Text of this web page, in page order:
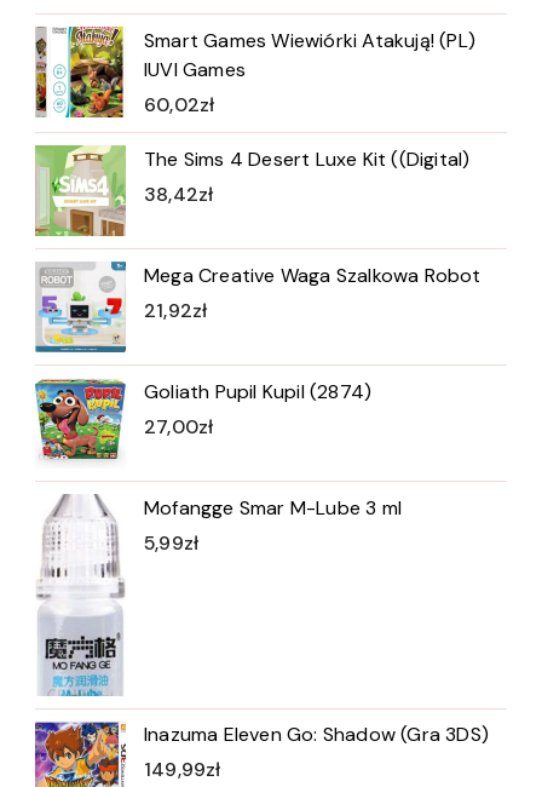
Smart Games Wiewiórki Atakują! (PL)
IUVI Games
60,02zł
The Sims 4 Desert Luxe Kit ((Digital)
38,42zł
Mega Creative Waga Szalkowa Robot
21,92zł
Goliath Pupil Kupil (2874)
27,00zł
Mofangge Smar M-Lube 3 ml
5,99zł
Inazuma Eleven Go: Shadow (Gra 3DS)
149,99zł